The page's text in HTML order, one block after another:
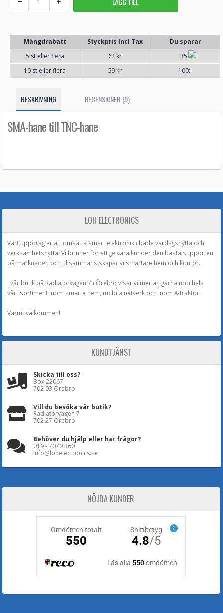
Mängdrabatt Styckpris Incl Tax
Du sparar
5 st eller flera
62 kr
35:-
10 st eller flera
59 kr 100:-
BESKRIVNING RECENSIONER (0)
SMA-hane till TNC-hane
LOH ELECTRONICS
Vårt uppdrag är att omsätta smart elektronik i både vardagsnytta och
verksamhetsnytta. Vi brinner för att ge våra kunder den bästa supporten
på marknaden och tillsammans skapar vi smartare hem och kontor.
I vår butik på Radiatorvägen 7 i Örebro visar vi mer än gärna upp hela
vårt sortiment inom smarta hem, mobila nätverk och inom A-traktor.
Varmt välkommen!
KUNDTJÄNST
Skicka till oss?
Box 22067
702 03 Örebro
Vill du besöka vår butik?
Radiatorvägen 7
702 27 Örebro
Behöver du hjälp eller har frågor?
019 - 7070 360
Info@lohelectronics.se
NÖJDA KUNDER